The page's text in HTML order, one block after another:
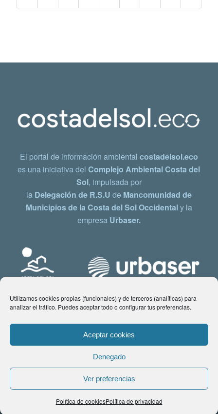
Utilizamos cookies propias (funcionales) y de terceros (analíticas) para
analizar el tráfico. Puedes aceptar todo o configurar tus preferencias.
Aceptar cookies
Denegado
Ver preferencias
Política de cookiesPolítica de privacidad
El portal de información ambiental costadelsol.eco
es una iniciativa delComplejo Ambiental Costa del
Sol, impulsada por
la Delegación de R.S.U de Mancomunidad de
Municipios de la Costa del Sol Occidentaly la
empresa Urbaser.
© Copyright 2021 www.costadelsol.eco. Todos los derechos reservados |
Aviso legal|Política de privacidad|Política de Cookies| Contacto:
comunicacion@costadelsol.eco